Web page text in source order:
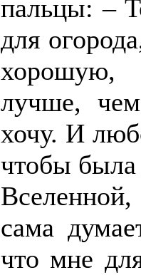
пальцы: –
для
хорошую,
лучше,
хочу. И
чтобы была
сама
что мне